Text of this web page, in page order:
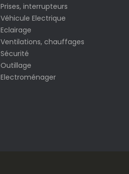
Prises, interrupteurs
Véhicule Electrique
Eclairage
Ventilations, chauffages
Sécurité
Outillage
Electroménager